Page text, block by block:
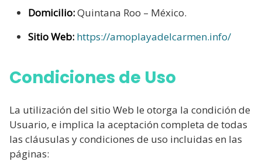
Domicilio:Quintana Roo – México.
Sitio Web: https://amoplayadelcarmen.info/
Condiciones de Uso
La utilización del sitio Web le otorga la condición de
Usuario, e implica la aceptación completa de todas
las cláusulas y condiciones de uso incluidas en las
páginas: